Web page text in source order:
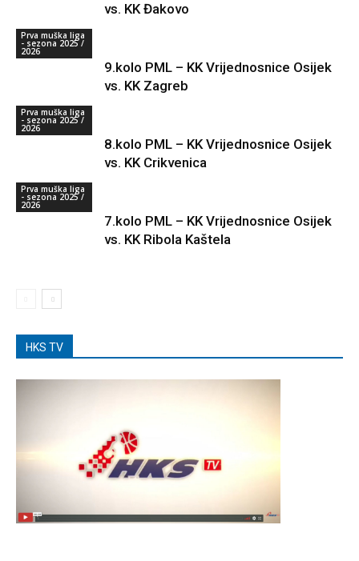
vs. KK Đakovo
Prva muška liga
- sezona 2025 /
2026
9.kolo PML – KK Vrijednosnice Osijek
vs. KK Zagreb
Prva muška liga
- sezona 2025 /
2026
8.kolo PML – KK Vrijednosnice Osijek
vs. KK Crikvenica
Prva muška liga
- sezona 2025 /
2026
7.kolo PML – KK Vrijednosnice Osijek
vs. KK Ribola Kaštela
HKS TV